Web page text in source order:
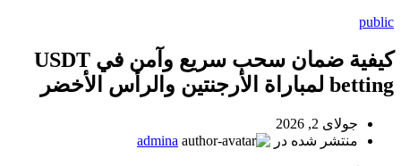
public
كيفية ضمان سحب سريع وآمن في USDT
betting لمباراة الأرجنتين والرأس الأخضر
جولای 2, 2026
منتشر شده در
admina